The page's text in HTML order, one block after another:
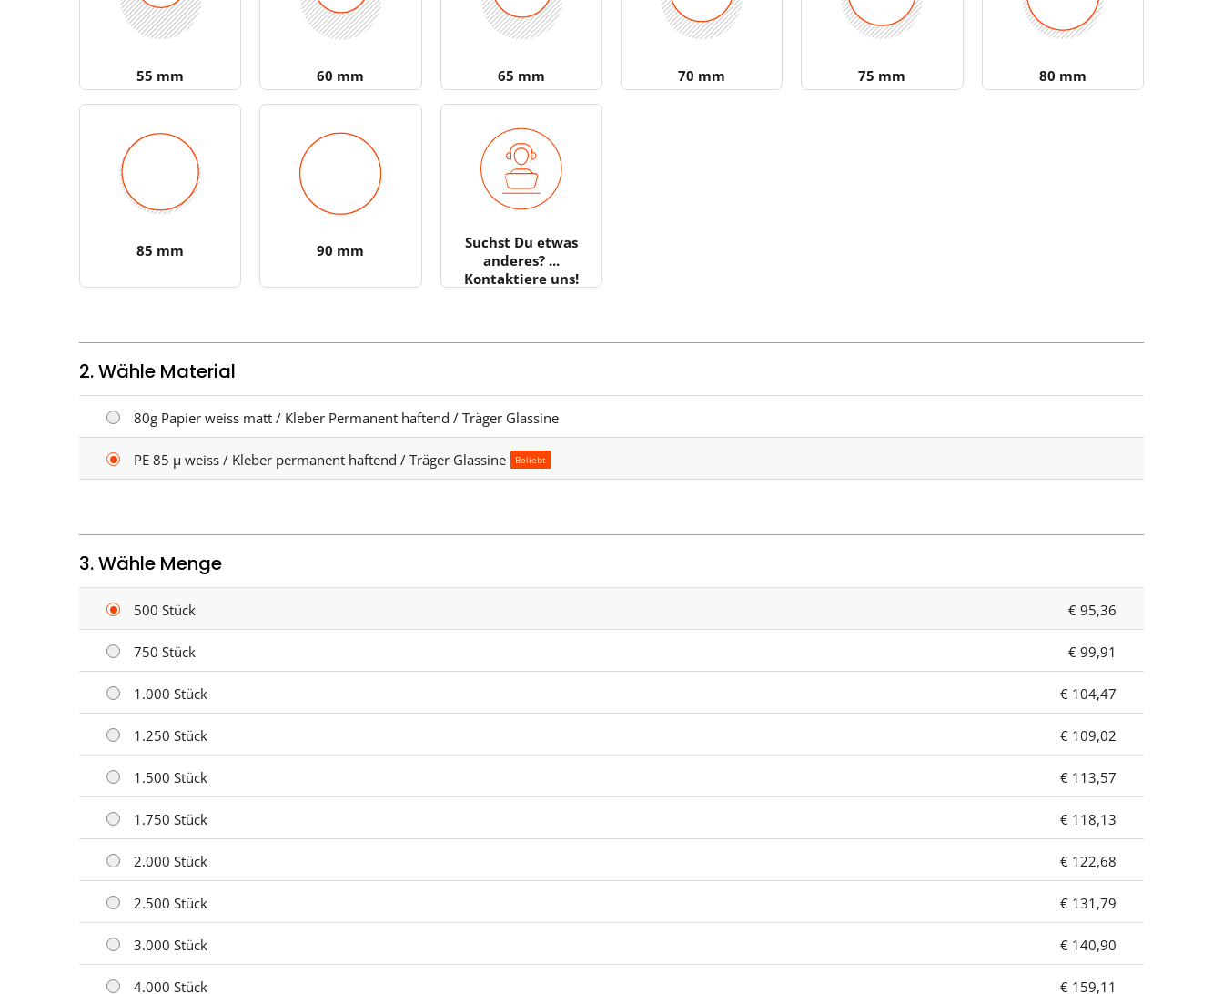
55 mm 60 mm 65 mm 70 mm 75 mm 80 mm
85 mm 90 mm
Suchst Du etwas
anderes? ...
Kontaktiere uns!
2. Wähle Material
80g Papier weiss matt / Kleber Permanent haftend / Träger Glassine
PE 85 µ weiss / Kleber permanent haftend / Träger Glassine Beliebt
3. Wähle Menge
500 Stück € 95,36
750 Stück € 99,91
1.000 Stück € 104,47
1.250 Stück € 109,02
1.500 Stück € 113,57
1.750 Stück € 118,13
2.000 Stück € 122,68
2.500 Stück € 131,79
3.000 Stück € 140,90
4.000 Stück € 159,11